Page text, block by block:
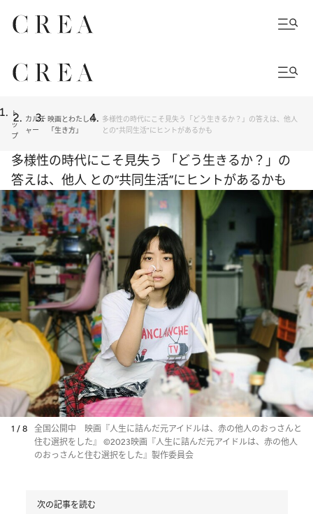
ト
ッ
プ
カルチ
ャー
映画とわたしの
「生き方」
多様性の時代にこそ見失う「どう生きるか？」の答えは、他人
との“共同生活”にヒントがあるかも
多様性の時代にこそ見失う 「どう生きるか？」の
答えは、他人 との“共同生活”にヒントがあるかも
1 / 8
全国公開中 映画『人生に詰んだ元アイドルは、赤の他人のおっさんと
住む選択をした』 ©2023映画『人生に詰んだ元アイドルは、赤の他人
のおっさんと住む選択をした』製作委員会
次の記事を読む